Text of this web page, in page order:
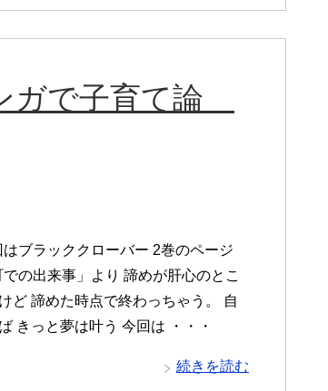
ガで子育て論
ブラッククローバー 2巻のページ
の出来事」より 諦めが肝心のとこ
ど 諦めた時点で終わっちゃう。 自
きっと夢は叶う 今回は ・・・
続きを読む